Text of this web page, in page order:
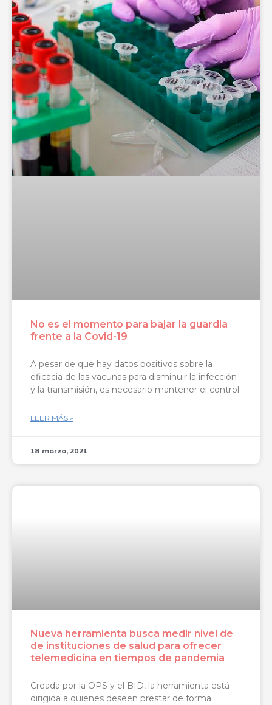
No es el momento para bajar la guardia
frente a la Covid-19
A pesar de que hay datos positivos sobre la
eficacia de las vacunas para disminuir la infección
y la transmisión, es necesario mantener el control
LEER MÁS »
18 marzo, 2021
Nueva herramienta busca medir nivel de
de instituciones de salud para ofrecer
telemedicina en tiempos de pandemia
Creada por la OPS y el BID, la herramienta está
dirigida a quienes deseen prestar de forma